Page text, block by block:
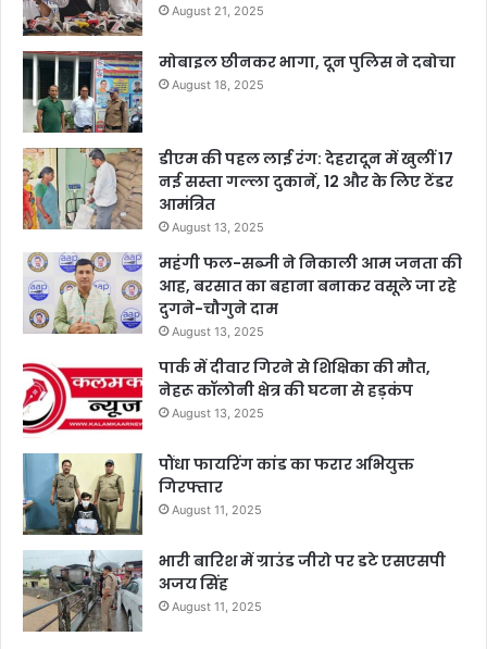
August 21, 2025
मोबाइल छीनकर भागा, दून पुलिस ने दबोचा
August 18, 2025
डीएम की पहल लाई रंग: देहरादून में खुलीं 17
नई सस्ता गल्ला दुकानें, 12 और के लिए टेंडर
आमंत्रित
August 13, 2025
महंगी फल-सब्जी ने निकाली आम जनता की
आह, बरसात का बहाना बनाकर वसूले जा रहे
दुगने-चौगुने दाम
August 13, 2025
पार्क में दीवार गिरने से शिक्षिका की मौत,
नेहरू कॉलोनी क्षेत्र की घटना से हड़कंप
August 13, 2025
पौंधा फायरिंग कांड का फरार अभियुक्त
गिरफ्तार
August 11, 2025
भारी बारिश में ग्राउंड जीरो पर डटे एसएसपी
अजय सिंह
August 11, 2025